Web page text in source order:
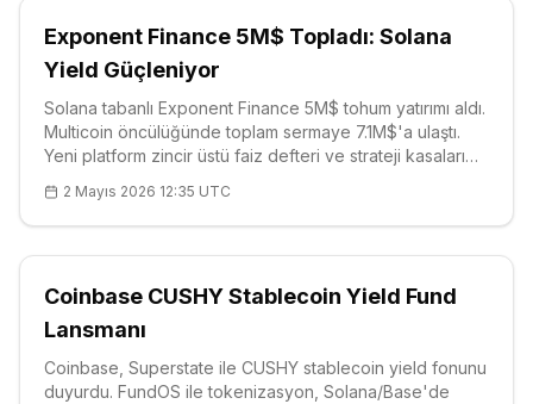
Exponent Finance 5M$ Topladı: Solana
Yield Güçleniyor
Solana tabanlı Exponent Finance 5M$ tohum yatırımı aldı.
Multicoin öncülüğünde toplam sermaye 7.1M$'a ulaştı.
Yeni platform zincir üstü faiz defteri ve strateji kasaları
META/Stripe Solana ödemeleri ekosistemi güçlendiriyor.
2B$+ hacim, 35K+ kullanıcı.
2 Mayıs 2026 12:35 UTC
Coinbase CUSHY Stablecoin Yield Fund
Lansmanı
Coinbase, Superstate ile CUSHY stablecoin yield fonunu
duyurdu. FundOS ile tokenizasyon, Solana/Base'de